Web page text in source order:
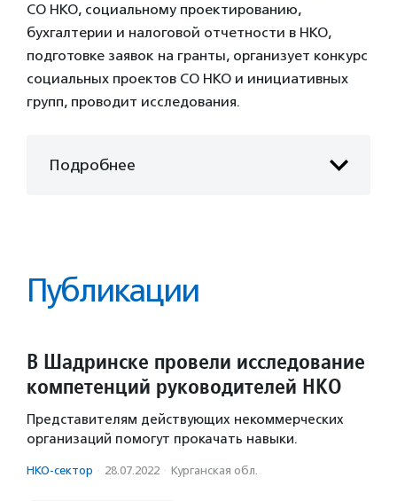
СО НКО, социальному проектированию,
бухгалтерии и налоговой отчетности в НКО,
подготовке заявок на гранты, организует конкурс
социальных проектов СО НКО и инициативных
групп, проводит исследования.
Подробнее
Публикации
В Шадринске провели исследование
компетенций руководителей НКО
Представителям действующих некоммерческих
организаций помогут прокачать навыки.
НКО-сектор · 28.07.2022 · Курганская обл.